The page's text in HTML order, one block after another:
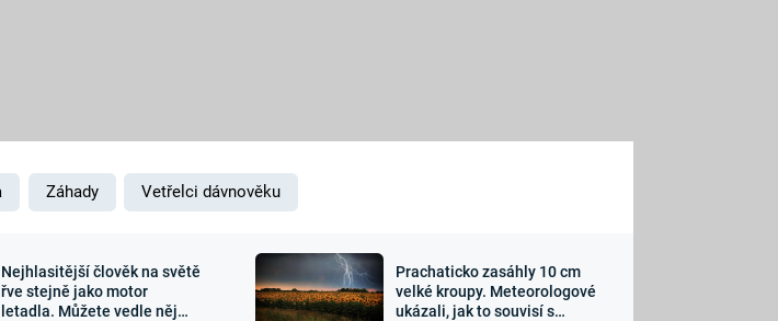
Zajímavosti Sledujte nás
Záhady Vetřelci dávnověku
Nejhlasitější člověk na světě
řve stejně jako motor
letadla. Můžete vedle něj
Prachaticko zasáhly 10 cm
velké kroupy. Meteorologové
ukázali, jak to souvisí s